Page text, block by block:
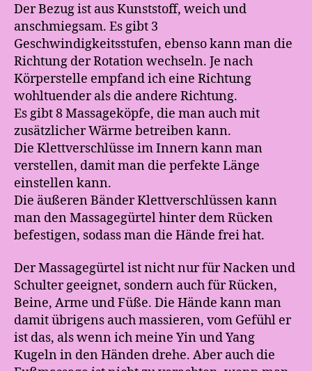
Der Bezug ist aus Kunststoff, weich und
anschmiegsam. Es gibt 3
Geschwindigkeitsstufen, ebenso kann man die
Richtung der Rotation wechseln. Je nach
Körperstelle empfand ich eine Richtung
wohltuender als die andere Richtung.
Es gibt 8 Massageköpfe, die man auch mit
zusätzlicher Wärme betreiben kann.
Die Klettverschlüsse im Innern kann man
verstellen, damit man die perfekte Länge
einstellen kann.
Die äußeren Bänder Klettverschlüssen kann
man den Massagegürtel hinter dem Rücken
befestigen, sodass man die Hände frei hat.
Der Massagegürtel ist nicht nur für Nacken und
Schulter geeignet, sondern auch für Rücken,
Beine, Arme und Füße. Die Hände kann man
damit übrigens auch massieren, vom Gefühl er
ist das, als wenn ich meine Yin und Yang
Kugeln in den Händen drehe. Aber auch die